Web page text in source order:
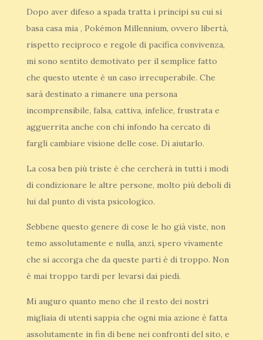
Dopo aver difeso a spada tratta i principi su cui si
basa casa mia , Pokémon Millennium, ovvero libertà,
rispetto reciproco e regole di pacifica convivenza,
mi sono sentito demotivato per il semplice fatto
che questo utente è un caso irrecuperabile. Che
sarà destinato a rimanere una persona
incomprensibile, falsa, cattiva, infelice, frustrata e
agguerrita anche con chi infondo ha cercato di
fargli cambiare visione delle cose. Di aiutarlo.
La cosa ben più triste è che cercherà in tutti i modi
di condizionare le altre persone, molto più deboli di
lui dal punto di vista psicologico.
Sebbene questo genere di cose le ho già viste, non
temo assolutamente e nulla, anzi, spero vivamente
che si accorga che da queste parti è di troppo. Non
è mai troppo tardi per levarsi dai piedi.
Mi auguro quanto meno che il resto dei nostri
migliaia di utenti sappia che ogni mia azione è fatta
assolutamente in fin di bene nei confronti del sito, e